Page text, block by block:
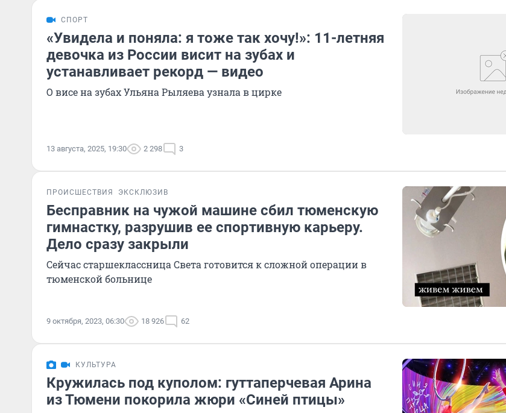
СПОРТ
«Увидела и поняла: я тоже так хочу!»: 11-летняя
девочка из России висит на зубах и
устанавливает рекорд — видео
О висе на зубах Ульяна Рыляева узнала в цирке
13 августа, 2025, 19:30 2 298 3
ПРОИСШЕСТВИЯ ЭКСКЛЮЗИВ
Бесправник на чужой машине сбил тюменскую
гимнастку, разрушив ее спортивную карьеру.
Дело сразу закрыли
Сейчас старшеклассница Света готовится к сложной операции в
тюменской больнице
9 октября, 2023, 06:30 18 926 62
КУЛЬТУРА
Кружилась под куполом: гуттаперчевая Арина
из Тюмени покорила жюри «Синей птицы»